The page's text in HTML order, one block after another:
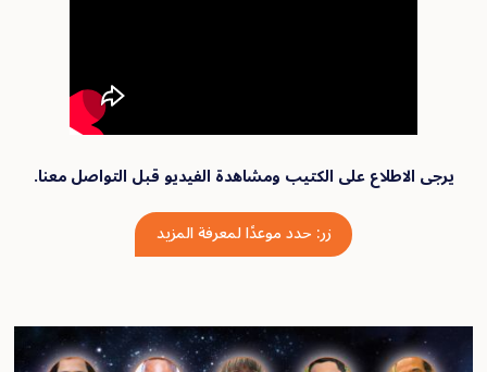
على الكتيب ومشاهدة الفيديو قبل التواصل معنا.
زر: حدد موعدًا لمعرفة المزيد